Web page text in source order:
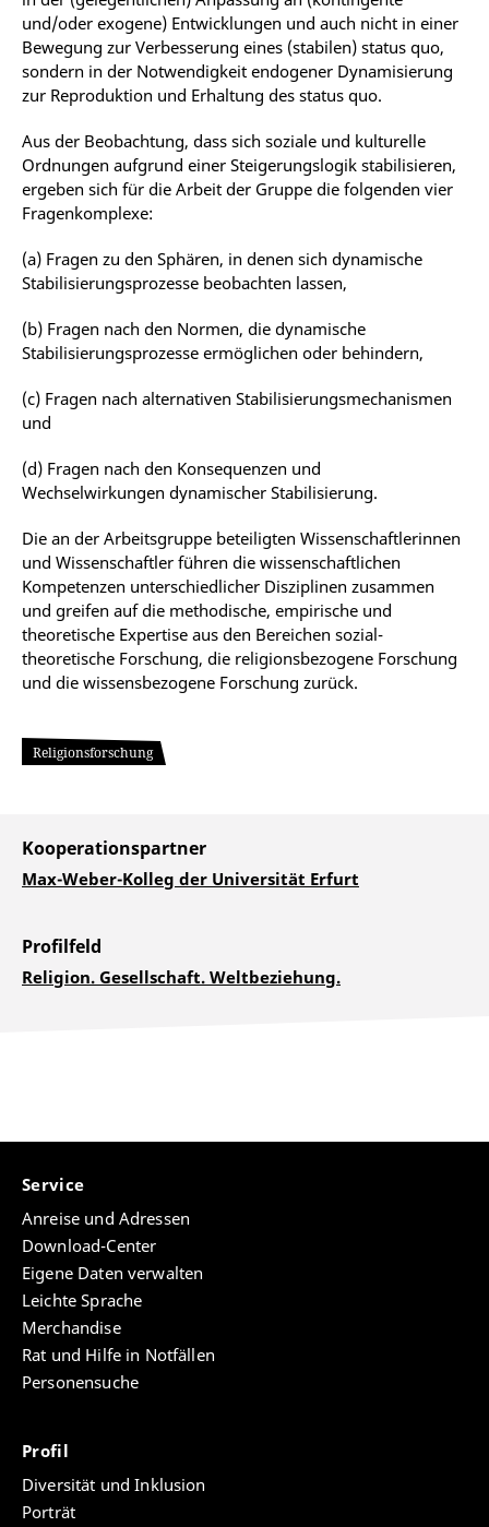
und/oder exogene) Entwicklungen und auch nicht in einer
Bewegung zur Verbesserung eines (stabilen) status quo,
sondern in der Notwendigkeit endogener Dynamisierung
zur Reproduktion und Erhaltung des status quo.
Aus der Beobachtung, dass sich soziale und kulturelle
Ordnungen aufgrund einer Steigerungslogik stabilisieren,
ergeben sich für die Arbeit der Gruppe die folgenden vier
Fragenkomplexe:
(a) Fragen zu den Sphären, in denen sich dynamische
Stabilisierungsprozesse beobachten lassen,
(b) Fragen nach den Normen, die dynamische
Stabilisierungsprozesse ermöglichen oder behindern,
(c) Fragen nach alternativen Stabilisierungsmechanismen
und
(d) Fragen nach den Konsequenzen und
Wechselwirkungen dynamischer Stabilisierung.
Die an der Arbeitsgruppe beteiligten Wissenschaftlerinnen
und Wissenschaftler führen die wissenschaftlichen
Kompetenzen unterschiedlicher Disziplinen zusammen
und greifen auf die methodische, empirische und
theoretische Expertise aus den Bereichen sozial-
theoretische Forschung, die religionsbezogene Forschung
und die wissensbezogene Forschung zurück.
Religionsforschung
Kooperationspartner
Max-Weber-Kolleg der Universität Erfurt
Profilfeld
Religion. Gesellschaft. Weltbeziehung.
Service
Anreise und Adressen
Download-Center
Eigene Daten verwalten
Leichte Sprache
Merchandise
Rat und Hilfe in Notfällen
Personensuche
Profil
Diversität und Inklusion
Porträt